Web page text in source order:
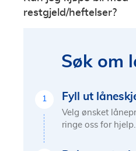
vil du betale mindre i renter
sikkerhet i bilen. Det stilles da
kaskoforsikring på bilen du
restgjeld/heftelser?
må denne gjøres opp ved at
eierskap.
Søk om
1 Fyll ut
Velg ønsket
ringe oss for hjelp.